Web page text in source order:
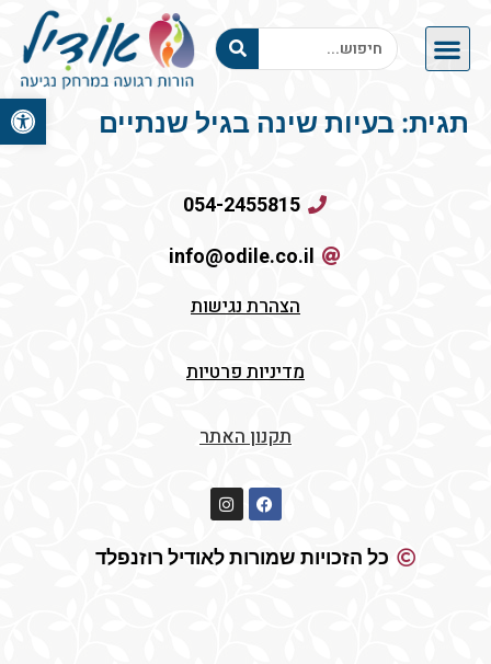
פתח תגית: בעיות שינה בגיל שנתיים
054-2455815
info@odile.co.il
הצהרת נגישות
מדיניות פרטיות
תקנון האתר
כל הזכויות שמורות לאודיל רוזנפלד